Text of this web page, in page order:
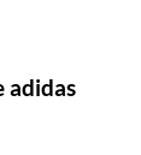
adidas